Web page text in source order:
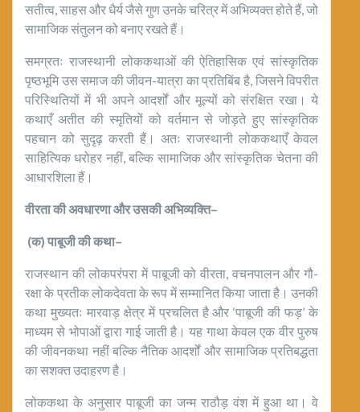
सतीत्व, साहस और धैर्य जैसे गुण उनके चरित्र में अभिव्यक्त होते हैं, जो
सामाजिक संतुलन को बनाए रखते हैं।
समग्रतः राजस्थानी लोककथाओं की ऐतिहासिक एवं सांस्कृतिक
पृष्ठभूमि उस समाज की जीवन-यात्रा का प्रतिबिंब है, जिसने विपरीत
परिस्थितियों में भी अपने आदर्शों और मूल्यों को संरक्षित रखा। ये
कथाएँ अतीत की स्मृतियों को वर्तमान से जोड़ते हुए सांस्कृतिक
पहचान को सुदृढ़ करती हैं। अतः राजस्थानी लोककथाएँ केवल
साहित्यिक धरोहर नहीं, बल्कि सामाजिक और सांस्कृतिक चेतना की
आधारशिला हैं।
वीरता की अवधारणा और उसकी अभिव्यक्ति–
(क) पाबूजी की कथा–
राजस्थान की लोकपरंपरा में पाबूजी को वीरता, वचनपालन और गौ-
रक्षा के प्रतीक लोकदेवता के रूप में सम्मानित किया जाता है। उनकी
कथा मुख्यतः मारवाड़ क्षेत्र में प्रचलित है और ‘पाबूजी की फड़’ के
माध्यम से भोपाओं द्वारा गाई जाती है। यह गाथा केवल एक वीर पुरुष
की जीवनकथा नहीं बल्कि नैतिक आदर्शों और सामाजिक प्रतिबद्धता
का सशक्त उदाहरण है।
लोककथा के अनुसार पाबूजी का जन्म राठौड़ वंश में हुआ था। वे